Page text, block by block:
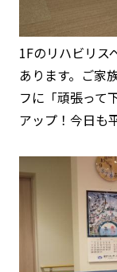
1Fのリハビリス
あります。ご家
フに「頑張って
アップ！今日も